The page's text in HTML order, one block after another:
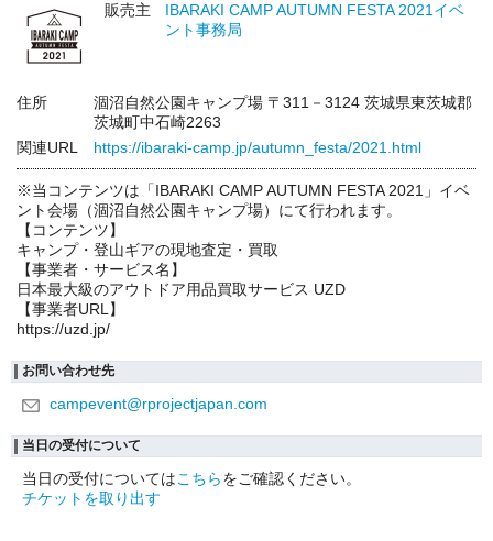
販売主
IBARAKI CAMP AUTUMN FESTA 2021イベ
ント事務局
住所
涸沼自然公園キャンプ場 〒311－3124 茨城県東茨城郡
茨城町中石崎2263
関連URL
https://ibaraki-camp.jp/autumn_festa/2021.html
※当コンテンツは「IBARAKI CAMP AUTUMN FESTA 2021」イベ
ント会場（涸沼自然公園キャンプ場）にて行われます。
【コンテンツ】
キャンプ・登山ギアの現地査定・買取
【事業者・サービス名】
日本最大級のアウトドア用品買取サービス UZD
【事業者URL】
https://uzd.jp/
お問い合わせ先
campevent@rprojectjapan.com
当日の受付について
当日の受付についてはこちらをご確認ください。
チケットを取り出す